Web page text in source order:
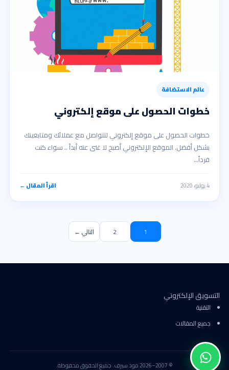
عالم الاستضافة
خطوات الحصول على موقع إلكتروني
خطوات الحصول على موقع إلكتروني لتتواصل مع عملائك ومتابعينك
بشكل أفضل. الموقع الإلكتروني أصبح لا غنى عنه أبداً .. سواء كنت
فرداً…
4 يوليو، 2020 اقرأ المقال ←
1
2 التالي ←
التسويق الإلكتروني
التقنية
جميع المقالات
© 2007–2026 مود سيرف. جميع الحقوق محفوظة.